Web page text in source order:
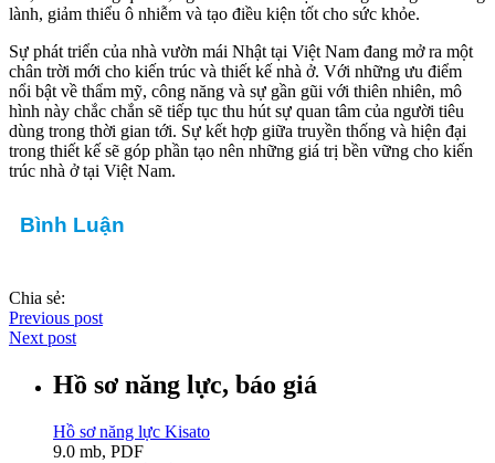
lành, giảm thiểu ô nhiễm và tạo điều kiện tốt cho sức khỏe.
Sự phát triển của nhà vườn mái Nhật tại Việt Nam đang mở ra một
chân trời mới cho kiến trúc và thiết kế nhà ở. Với những ưu điểm
nổi bật về thẩm mỹ, công năng và sự gần gũi với thiên nhiên, mô
hình này chắc chắn sẽ tiếp tục thu hút sự quan tâm của người tiêu
dùng trong thời gian tới. Sự kết hợp giữa truyền thống và hiện đại
trong thiết kế sẽ góp phần tạo nên những giá trị bền vững cho kiến
trúc nhà ở tại Việt Nam.
Bình Luận
Chia sẻ:
Previous post
Next post
Hồ sơ năng lực, báo giá
Hồ sơ năng lực Kisato
9.0 mb, PDF